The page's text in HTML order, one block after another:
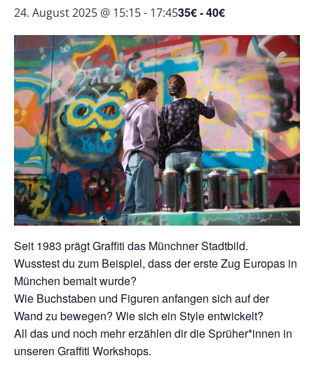
24. August 2025 @ 15:15- 17:4535€ - 40€
Seit 1983 prägt Graffiti das Münchner Stadtbild.
Wusstest du zum Beispiel, dass der erste Zug Europas in
München bemalt wurde?
Wie Buchstaben und Figuren anfangen sich auf der
Wand zu bewegen? Wie sich ein Style entwickelt?
All das und noch mehr erzählen dir die Sprüher*innen in
unseren Graffiti Workshops.